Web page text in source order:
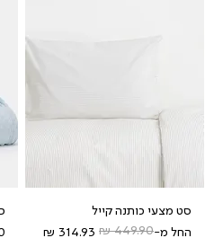
סט מצעי כותנה קייל
החל מ-
מחיר רגיל
מחיר מבצע